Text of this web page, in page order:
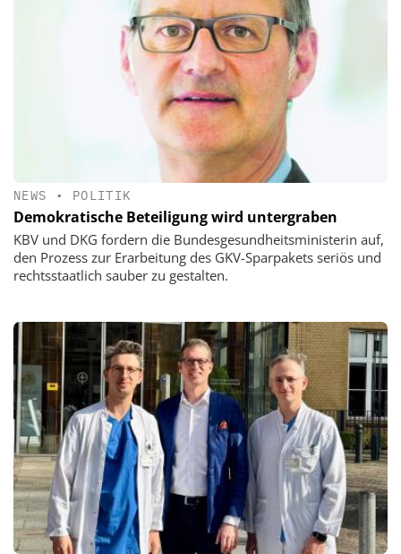
NEWS • POLITIK
Demokratische Beteiligung wird untergraben
KBV und DKG fordern die Bundesgesundheitsministerin auf,
den Prozess zur Erarbeitung des GKV-Sparpakets seriös und
rechtsstaatlich sauber zu gestalten.